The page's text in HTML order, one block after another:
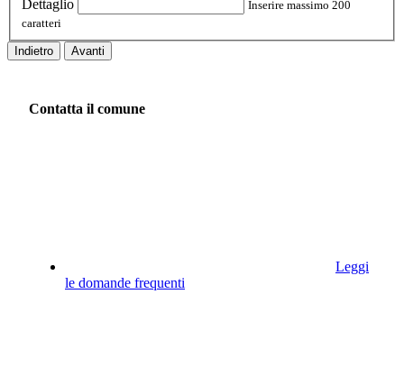
Dettaglio
Inserire massimo 200
caratteri
Indietro Avanti
Contatta il comune
Leggi
le domande frequenti